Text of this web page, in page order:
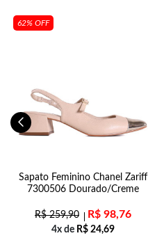
62% OFF
Sapato Feminino Chanel Zariff
7300506 Dourado/Creme
R$259,90 R$ 98,76
4x de R$ 24,69